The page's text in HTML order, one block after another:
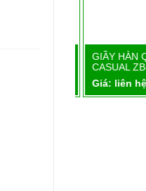
GIẦY HÀN
CASUAL
Giá: liên hệ